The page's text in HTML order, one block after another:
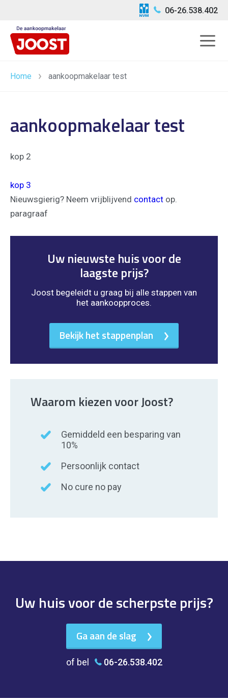
06-26.538.402
Home aankoopmakelaar test
aankoopmakelaar test
kop 2
kop 3
Nieuwsgierig? Neem vrijblijvend contact op.
paragraaf
Uw nieuwste huis voor de
laagste prijs?
Joost begeleidt u graag bij alle stappen van
het aankoopproces.
Bekijk het stappenplan
Waarom kiezen voor Joost?
Gemiddeld een besparing van
10%
Persoonlijk contact
No cure no pay
Uw huis voor de scherpste prijs?
Ga aan de slag
of bel 06-26.538.402